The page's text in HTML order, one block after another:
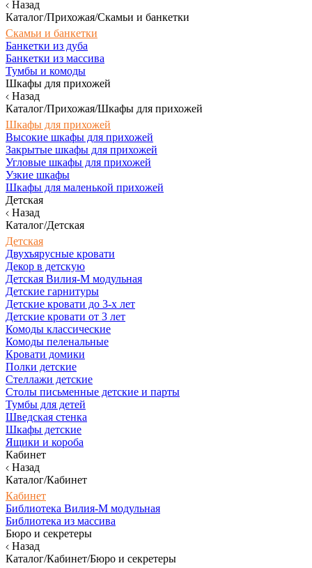
Назад
Каталог/Прихожая/Скамьи и банкетки
Скамьи и банкетки
Банкетки из дуба
Банкетки из массива
Тумбы и комоды
Шкафы для прихожей
Назад
Каталог/Прихожая/Шкафы для прихожей
Шкафы для прихожей
Высокие шкафы для прихожей
Закрытые шкафы для прихожей
Угловые шкафы для прихожей
Узкие шкафы
Шкафы для маленькой прихожей
Детская
Назад
Каталог/Детская
Детская
Двухъярусные кровати
Декор в детскую
Детская Вилия-М модульная
Детские гарнитуры
Детские кровати до 3-х лет
Детские кровати от 3 лет
Комоды классические
Комоды пеленальные
Кровати домики
Полки детские
Стеллажи детские
Столы письменные детские и парты
Тумбы для детей
Шведская стенка
Шкафы детские
Ящики и короба
Кабинет
Назад
Каталог/Кабинет
Кабинет
Библиотека Вилия-М модульная
Библиотека из массива
Бюро и секретеры
Назад
Каталог/Кабинет/Бюро и секретеры